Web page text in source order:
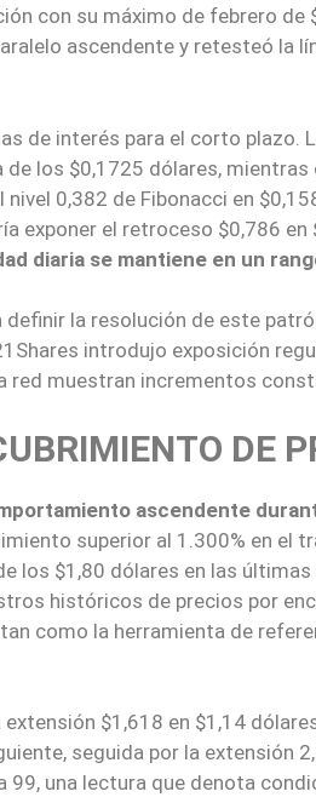
con su máximo de febrero de
ascendente y retesteó la
de interés para el corto plazo.
los $0,1725 dólares,
0,382 de Fibonacci en
exponer el retroceso $0,786
diaria se mantiene en un
la resolución de este
introdujo exposición
red muestran incrementos
DE
ascendente
superior al 1.300% en el
los $1,80 dólares en las
históricos de precios por
como la herramienta de
$1,618 en $1,14
seguida por la extensión
99, una lectura que denota